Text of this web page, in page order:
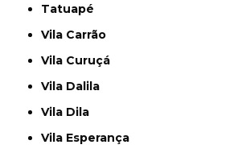
Tatuapé
Vila Carrão
Vila Curuçá
Vila Dalila
Vila Dila
Vila Esperança